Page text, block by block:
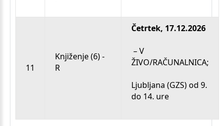
11
Knjiženje (6) -
R
Četrtek, 17.12.2026
– V
ŽIVO/RAČUNALNICA;
Ljubljana (GZS) od 9.
do 14. ure